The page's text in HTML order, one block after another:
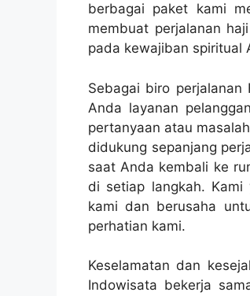
berbagai paket kami
membuat perjalanan
pada kewajiban spiritual
Sebagai biro
Anda layanan
pertanyaan atau
didukung sepanjang
saat Anda kembali ke
di setiap langkah.
kami dan berusaha
perhatian kami.
Keselamatan dan
Indowisata bekerja